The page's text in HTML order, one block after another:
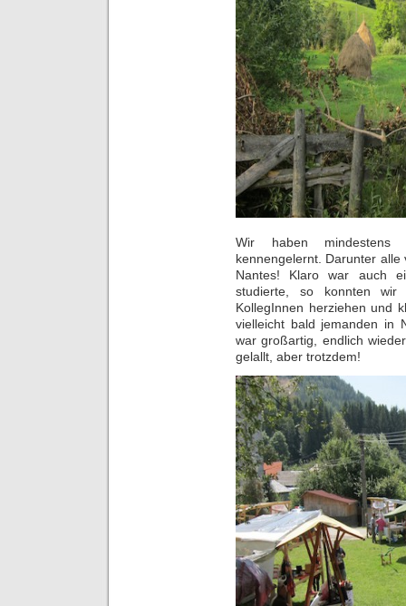
Wir haben mindestens
kennengelernt. Darunter
Nantes! Klaro war auch
studierte, so konnten
KollegInnen herziehen und
vielleicht bald jemanden in
war großartig, endlich
gelallt, aber trotzdem!